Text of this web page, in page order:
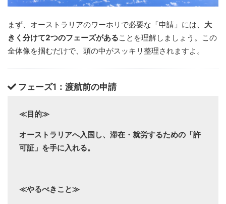
まず、オーストラリアのワーホリで必要な「申請」には、 大
きく分けて2つのフェーズがあることを理解しましょう。この
全体像を掴むだけで、頭の中がスッキリ整理されますよ。
フェーズ1：渡航前の申請
≪目的≫
オーストラリアへ入国し、滞在・就労するための「許
可証」を手に入れる。
≪やるべきこと≫